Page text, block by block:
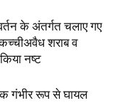
के अंतर्गत चलाए गए
शराब व
नष्ट
गंभीर रूप से घायल